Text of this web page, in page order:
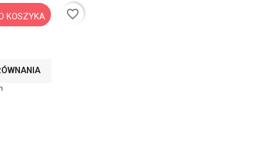
KOSZYKA
favorite_border